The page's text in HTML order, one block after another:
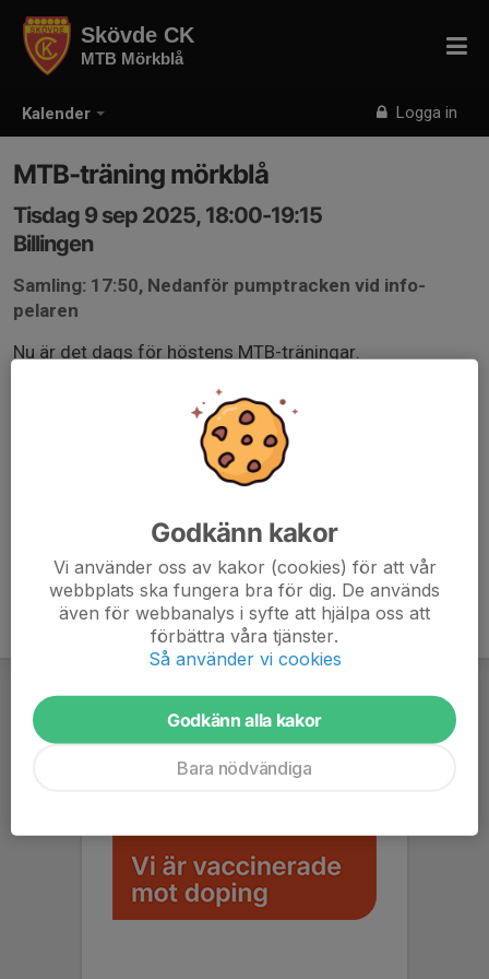
Kalender Logga in
Skövde CK
MTB Mörkblå
MTB-träning mörkblå
Tisdag 9 sep 2025, 18:00-19:15
Billingen
Samling: 17:50, Nedanför pumptracken vid info-
pelaren
Nu är det dags för höstens MTB-träningar.
Se till att cyklar är fungerande, hjälmar sitter på
ordentligt och gärna att barnen har en vattenflaska med
sig samt har ätit något innan vi kör igång (långt mellan
lunch och middag annars).
Godkänn kakor
Vi använder oss av kakor (cookies) för att vår
webbplats ska fungera bra för dig. De används
även för webbanalys i syfte att hjälpa oss att
förbättra våra tjänster.
Så använder vi cookies
Godkänn alla kakor
Bara nödvändiga